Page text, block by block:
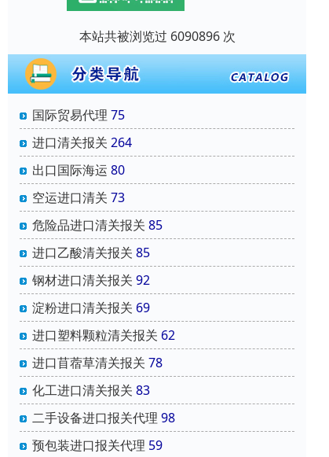
本站共被浏览过 6090896 次
国际贸易代理 75
进口清关报关 264
出口国际海运 80
空运进口清关 73
危险品进口清关报关 85
进口乙酸清关报关 85
钢材进口清关报关 92
淀粉进口清关报关 69
进口塑料颗粒清关报关 62
进口苜蓿草清关报关 78
化工进口清关报关 83
二手设备进口报关代理 98
预包装进口报关代理 59